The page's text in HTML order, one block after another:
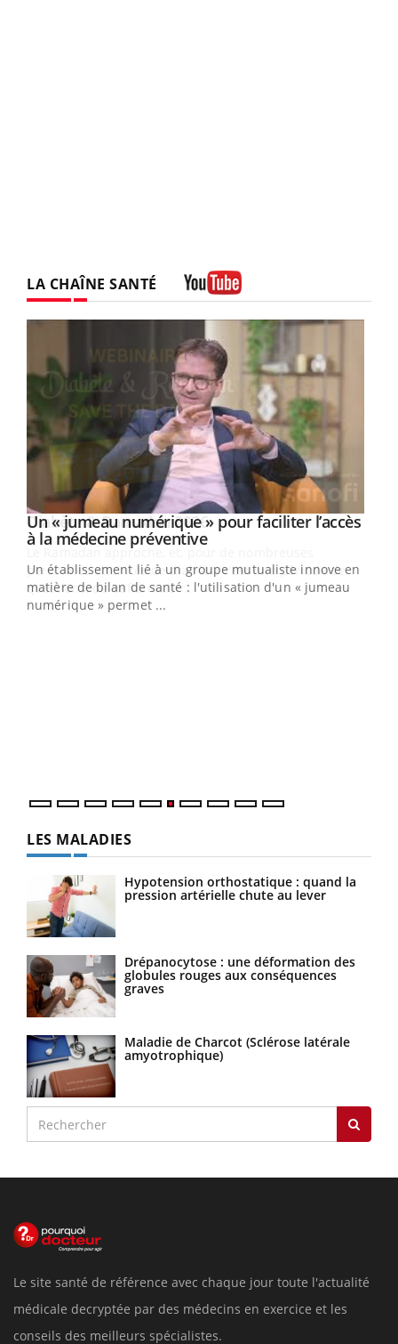
LA CHAÎNE SANTÉ
Youtube
Un « jumeau numérique » pour faciliter l’accès
à la médecine préventiveYoutube
Un établissement lié à un groupe mutualiste innove en
matière de bilan de santé : l'utilisation d'un « jumeau
numérique » permet ...
LES MALADIES
Hypotension orthostatique : quand la
pression artérielle chute au lever
Drépanocytose : une déformation des
globules rouges aux conséquences
graves
Maladie de Charcot (Sclérose latérale
amyotrophique)
Le site santé de référence avec chaque jour toute l'actualité
médicale decryptée par des médecins en exercice et les
conseils des meilleurs spécialistes.